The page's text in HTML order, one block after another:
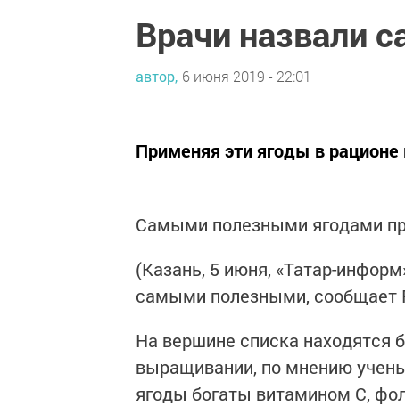
Врачи назвали
автор, 6 июня 2019 - 22:01
Применяя эти ягоды в
Самыми полезными ягодами
(Казань, 5 июня, «Татар-
самыми полезными, сообщает
На вершине списка находятся
выращивании, по мнению
ягоды богаты витамином С,